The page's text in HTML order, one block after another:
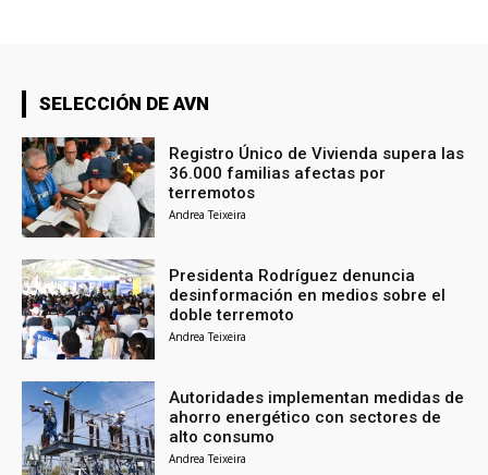
SELECCIÓN DE AVN
Registro Único de Vivienda supera las
36.000 familias afectas por
terremotos
Andrea Teixeira
Presidenta Rodríguez denuncia
desinformación en medios sobre el
doble terremoto
Andrea Teixeira
Autoridades implementan medidas de
ahorro energético con sectores de
alto consumo
Andrea Teixeira